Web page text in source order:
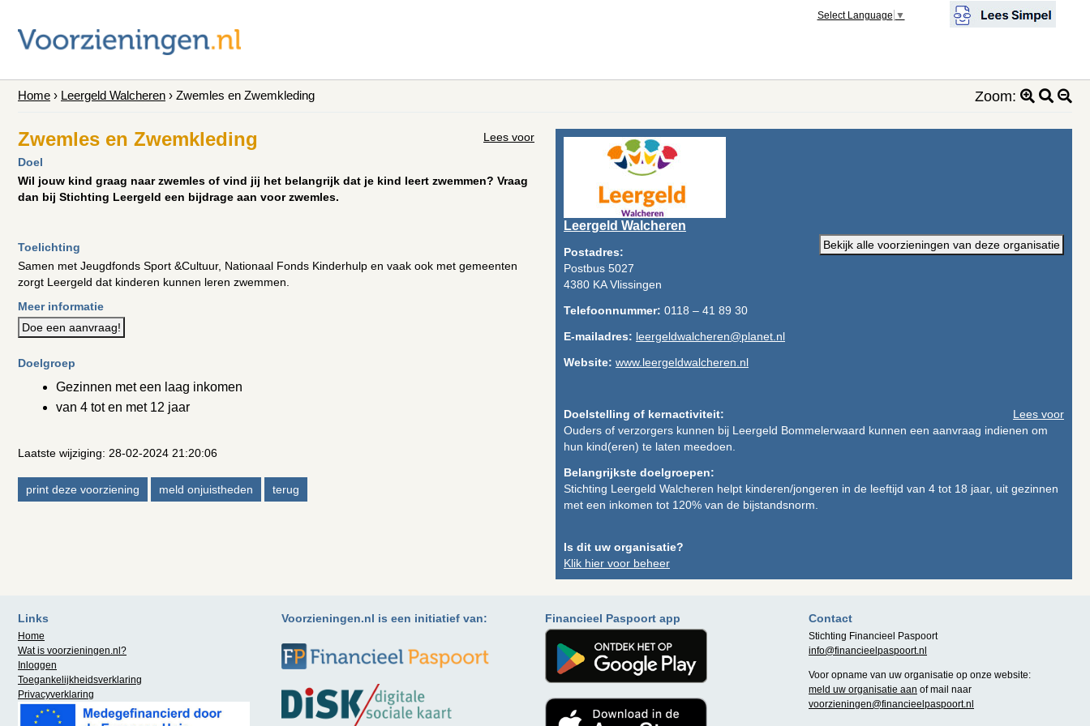
Select Language ▼
Home › Leergeld Walcheren › Zwemles en Zwemkleding Zoom:
Lees voor
Zwemles en Zwemkleding
Doel
Wil jouw kind graag naar zwemles of vind jij het belangrijk dat je kind leert zwemmen? Vraag
dan bij Stichting Leergeld een bijdrage aan voor zwemles.
Toelichting
Samen met Jeugdfonds Sport &Cultuur, Nationaal Fonds Kinderhulp en vaak ook met gemeenten
zorgt Leergeld dat kinderen kunnen leren zwemmen.
Meer informatie
Doe een aanvraag!
Doelgroep
Gezinnen met een laag inkomen
van 4 tot en met 12 jaar
Laatste wijziging: 28-02-2024 21:20:06
Leergeld Walcheren
Bekijk alle voorzieningen van deze organisatie
Postadres:
Postbus 5027
4380 KA Vlissingen
Telefoonnummer: 0118 – 41 89 30
E-mailadres: leergeldwalcheren@planet.nl
Website: www.leergeldwalcheren.nl
Lees voor
Doelstelling of kernactiviteit:
Ouders of verzorgers kunnen bij Leergeld Bommelerwaard kunnen een aanvraag indienen om
hun kind(eren) te laten meedoen.
Belangrijkste doelgroepen:
Stichting Leergeld Walcheren helpt kinderen/jongeren in de leeftijd van 4 tot 18 jaar, uit gezinnen
met een inkomen tot 120% van de bijstandsnorm.
Is dit uw organisatie?
Klik hier voor beheer
Links
Home
Wat is voorzieningen.nl ?
Inloggen
Toegankelijkheidsverklaring
Privacyverklaring
Voorzieningen.nl is een initiatief van: Financieel Paspoort app Contact
Stichting Financieel Paspoort
info@financieelpaspoort.nl
Voor opname van uw organisatie op onze website:
meld uw organisatie aan of mail naar
voorzieningen@financieelpaspoort.nl